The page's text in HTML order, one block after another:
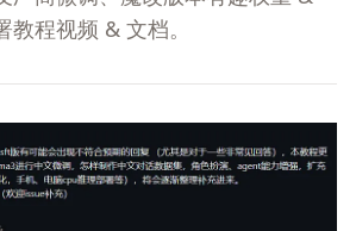
程视频 & 文档。